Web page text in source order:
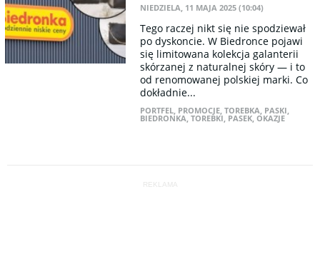
NIEDZIELA, 11 MAJA 2025 (10:04)
Tego raczej nikt się nie spodziewał
po dyskoncie. W Biedronce pojawi
się limitowana kolekcja galanterii
skórzanej z naturalnej skóry — i to
od renomowanej polskiej marki. Co
dokładnie...
PORTFEL, PROMOCJE,TOREBKA, PASKI,
BIEDRONKA,TOREBKI, PASEK,OKAZJE
REKLAMA